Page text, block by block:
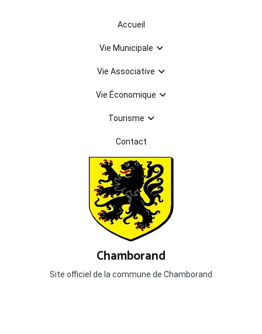
Chamborand
Site officiel de la commune de Chamborand
Accueil
Vie Municipale
Vie Associative
Vie Économique
Tourisme
Contact